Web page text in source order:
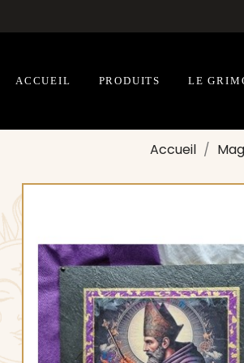
ACCUEIL PRODUITS LE
Accueil